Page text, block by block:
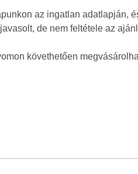
az ingatlan adatlapján,
de nem feltétele az
követhetően